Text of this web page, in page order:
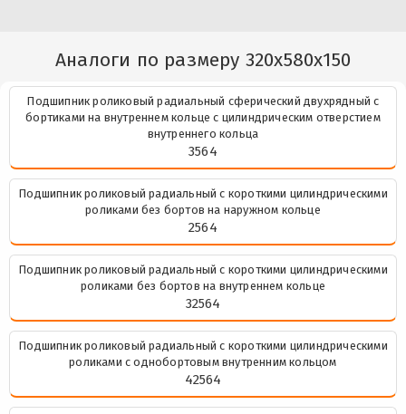
Аналоги по размеру 320x580x150
Подшипник роликовый радиальный сферический двухрядный с
бортиками на внутреннем кольце с цилиндрическим отверстием
внутреннего кольца
3564
Подшипник роликовый радиальный с короткими цилиндрическими
роликами без бортов на наружном кольце
2564
Подшипник роликовый радиальный с короткими цилиндрическими
роликами без бортов на внутреннем кольце
32564
Подшипник роликовый радиальный с короткими цилиндрическими
роликами с однобортовым внутренним кольцом
42564